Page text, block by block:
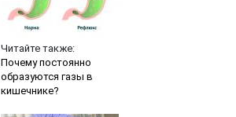
Читайте также:
Почему постоянно
образуются газы в
кишечнике?